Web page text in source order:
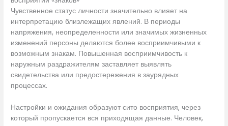
Чувственное статус личности значительно влияет на
интерпретацию близлежащих явлений. В периоды
напряжения, неопределенности или значимых жизненных
изменений персоны делаются более восприимчивыми к
возможным знакам. Повышенная восприимчивость к
наружным раздражителям заставляет выявлять
свидетельства или предостережения в заурядных
процессах.
Настройки и ожидания образуют сито восприятия, через
который пропускается вся приходящая данные. Человек,